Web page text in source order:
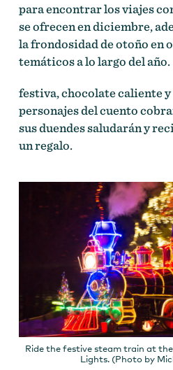
para encontrar los viajes
se ofrecen en diciembre,
la frondosidad de otoño en
temáticos a lo largo del año.
festiva, chocolate caliente y
personajes del cuento
sus duendes saludarán y
un regalo.
Ride the festive steam train at
Lights. (Photo by